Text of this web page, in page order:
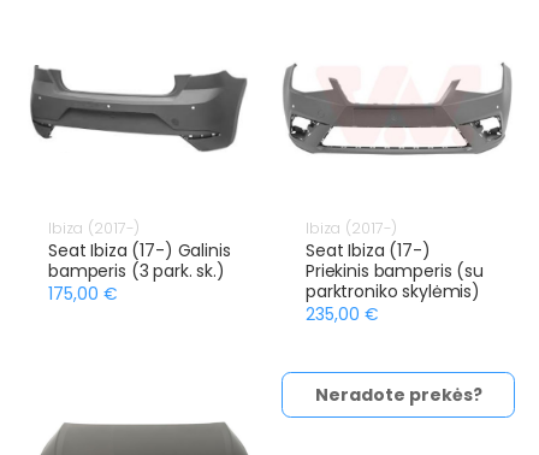
Ibiza (2017-)
Seat Ibiza (17-) Galinis
bamperis (3 park. sk.)
175,00 €
Ibiza (2017-)
Seat Ibiza (17-)
Priekinis bamperis (su
parktroniko skylėmis)
235,00 €
Neradote prekės?